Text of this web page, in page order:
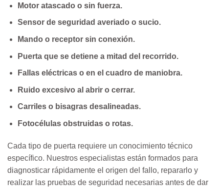
Motor atascado o sin fuerza.
Sensor de seguridad averiado o sucio.
Mando o receptor sin conexión.
Puerta que se detiene a mitad del recorrido.
Fallas eléctricas o en el cuadro de maniobra.
Ruido excesivo al abrir o cerrar.
Carriles o bisagras desalineadas.
Fotocélulas obstruidas o rotas.
Cada tipo de puerta requiere un conocimiento técnico
específico. Nuestros especialistas están formados para
diagnosticar rápidamente el origen del fallo, repararlo y
realizar las pruebas de seguridad necesarias antes de dar